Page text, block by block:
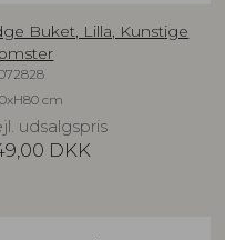
Buket, Lilla, Kunstige
cm
udsalgspris
DKK